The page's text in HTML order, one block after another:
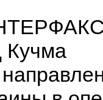
Кучма